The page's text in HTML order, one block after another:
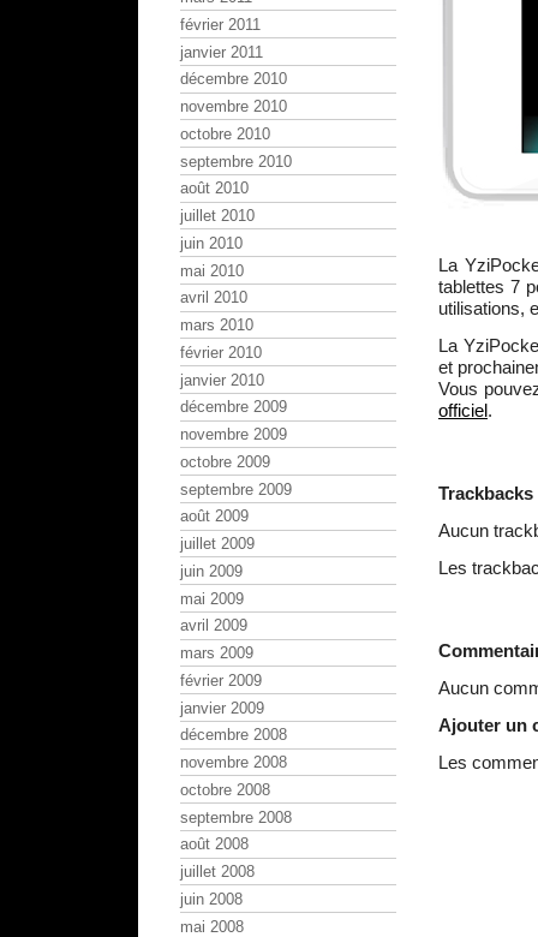
La
tablettes 7
utilisations,
La
et
Vous
officiel.
Trackbacks
Aucun
Les
Aucun
Ajouter un
Les
février 2011
janvier 2011
décembre 2010
novembre 2010
octobre 2010
septembre 2010
août 2010
juillet 2010
juin 2010
mai 2010
avril 2010
mars 2010
février 2010
janvier 2010
décembre 2009
novembre 2009
octobre 2009
septembre 2009
août 2009
juillet 2009
juin 2009
mai 2009
avril 2009
mars 2009
février 2009
janvier 2009
décembre 2008
novembre 2008
octobre 2008
septembre 2008
août 2008
juillet 2008
juin 2008
mai 2008